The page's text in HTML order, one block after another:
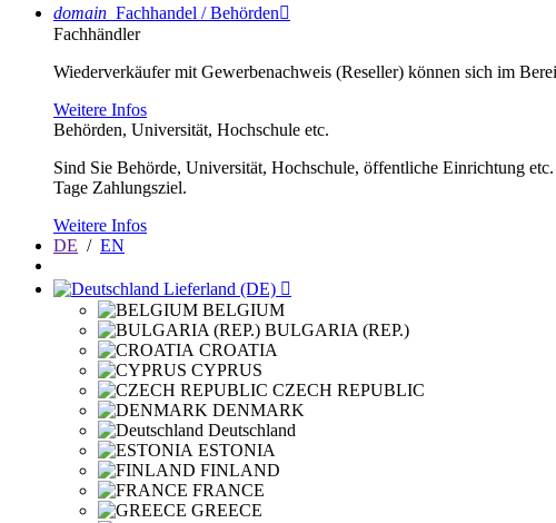
domain Fachhandel / Behörden
Fachhändler
Wiederverkäufer mit Gewerbenachweis (Reseller) können sich im
Weitere Infos
Behörden, Universität, Hochschule etc.
Sind Sie Behörde, Universität, Hochschule, öffentliche Einrichtung
Tage Zahlungsziel.
Weitere Infos
DE / EN
Lieferland (DE) 
BELGIUM
BULGARIA (REP.)
CROATIA
CYPRUS
CZECH REPUBLIC
DENMARK
Deutschland
ESTONIA
FINLAND
FRANCE
GREECE